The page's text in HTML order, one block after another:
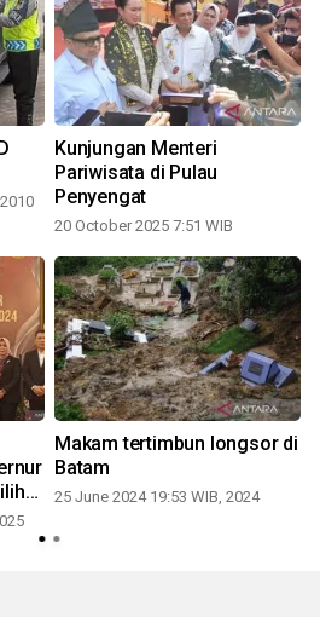
Kunjungan Menteri
Pariwisata di Pulau
Penyengat
20 October 2025 7:51 WIB
Makam tertimbun longsor di
Batam
25 June 2024 19:53 WIB, 2024